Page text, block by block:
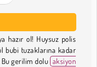
hazır ol! Huysuz polis
bubi tuzaklarına kadar
Bu gerilim dolu aksiyon